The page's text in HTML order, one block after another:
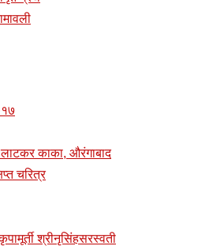
लाटकर काका, औरंगाबाद
चरित्र
श्रीनृसिंहसरस्वती